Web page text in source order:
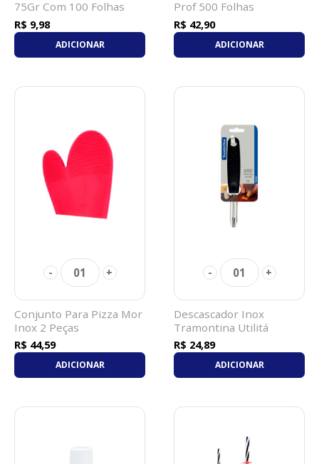
75Gr Com 100 Folhas
Branco
R$ 9,98
ADICIONAR
Prof 500 Folhas
R$ 42,90
ADICIONAR
- 01 +
Conjunto Para Pizza Mor
Inox 2 Peças
R$ 44,59
ADICIONAR
- 01 +
Descascador Inox
Tramontina Utilit
R$ 24,89
ADICIONAR